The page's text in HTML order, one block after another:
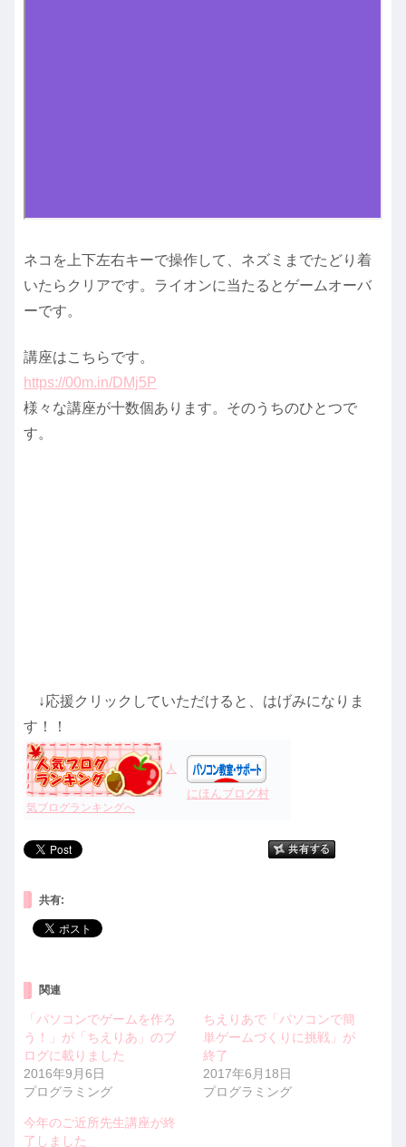
ネコを上下左右キーで操作して、ネズミまでたどり着
いたらクリアです。ライオンに当たるとゲームオーバ
ーです。
講座はこちらです。
https://00m.in/DMj5P
様々な講座が十数個あります。そのうちのひとつで
す。
↓応援クリックしていただけると、はげみになりま
す！！
人
気ブログランキングへ
にほんブログ村
共有:
関連
「パソコンでゲームを作ろ
う！」が「ちえりあ」のブ
ログに載りました
2016年9月6日
プログラミング
ちえりあで「パソコンで簡
単ゲームづくりに挑戦」が
終了
2017年6月18日
プログラミング
今年のご近所先生講座が終
了しました